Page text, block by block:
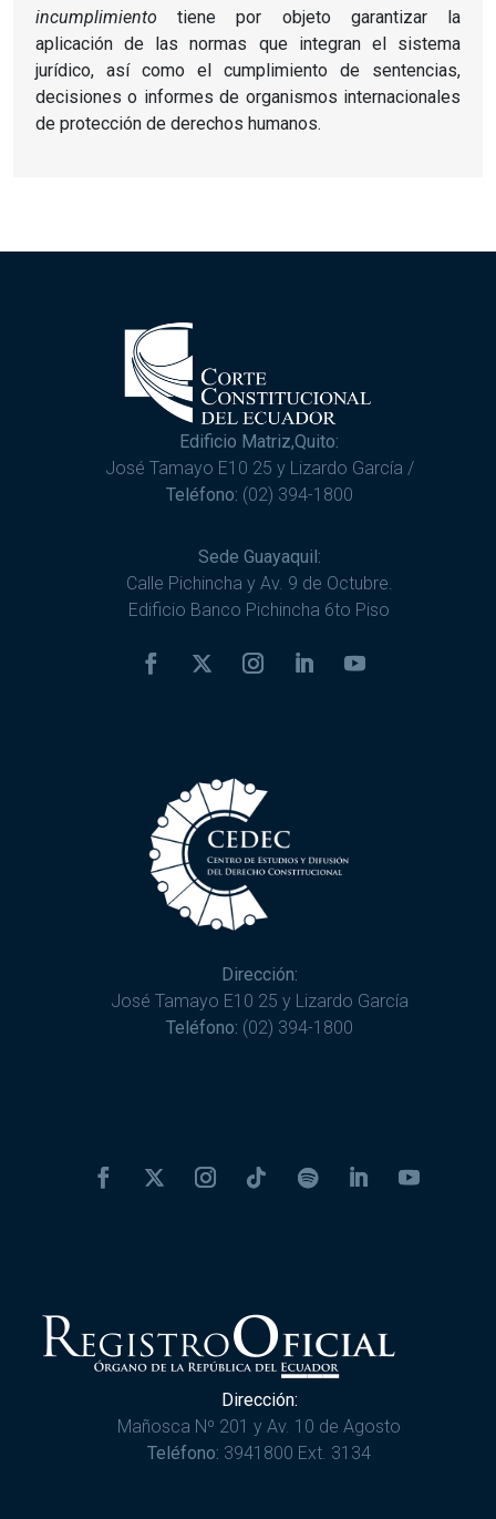
incumplimiento tiene por objeto garantizar la
aplicación de las normas que integran el sistema
jurídico, así como el cumplimiento de sentencias,
decisiones o informes de organismos internacionales
de protección de derechos humanos.
Edificio Matriz,Quito:
José Tamayo E10 25 y Lizardo García /
Teléfono: (02) 394-1800
Sede Guayaquil:
Calle Pichincha y Av. 9 de Octubre.
Edificio Banco Pichincha 6to Piso
Dirección:
José Tamayo E10 25 y Lizardo García
Teléfono: (02) 394-1800
Dirección:
Mañosca Nº 201 y Av. 10 de Agosto
Teléfono: 3941800 Ext. 3134